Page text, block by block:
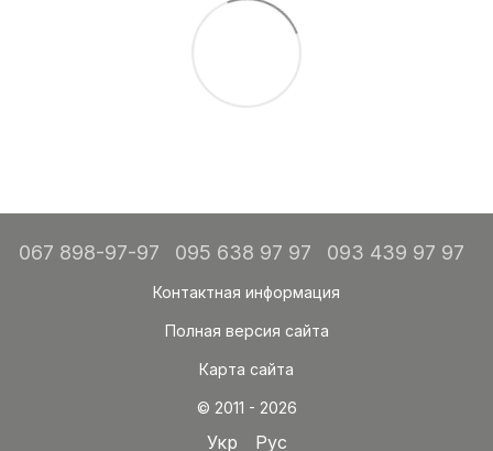
067 898-97-97 095 638 97 97 093 439 97 97
Контактная информация
Полная версия сайта
Карта сайта
© 2011 - 2026
Укр Рус